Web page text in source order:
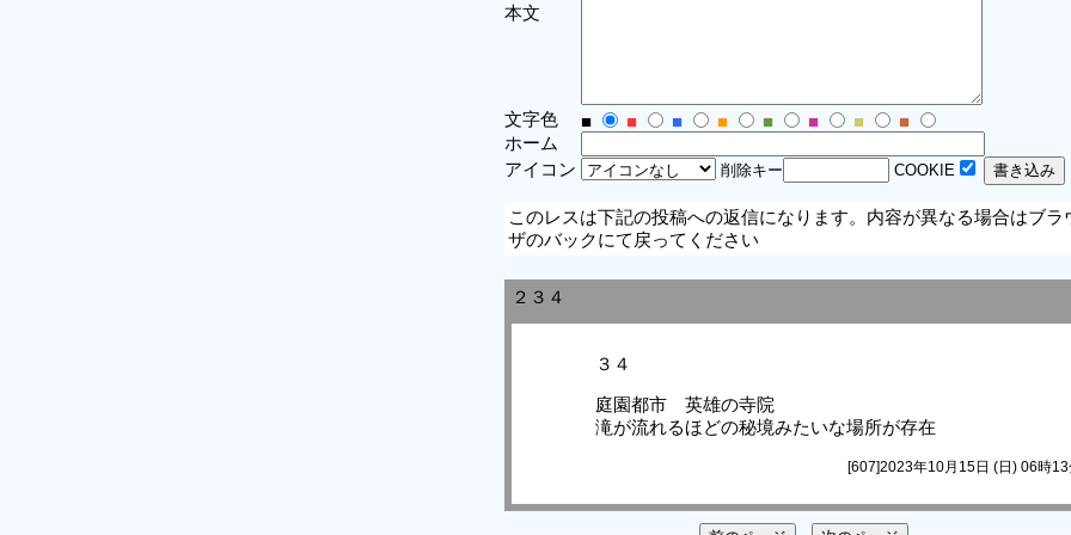
本文
文字色 ■ ■ ■ ■ ■ ■ ■
■
ホーム
アイコン
削除キー COOKIE
このレスは下記の投稿への返信になります。内容が異なる場合はブラ
ザのバックにて戻ってください
２３４
３４
庭園都市 英雄の寺院
滝が流れるほどの秘境みたいな場所が存在
[607]2023年10月15日 (日) 06時13